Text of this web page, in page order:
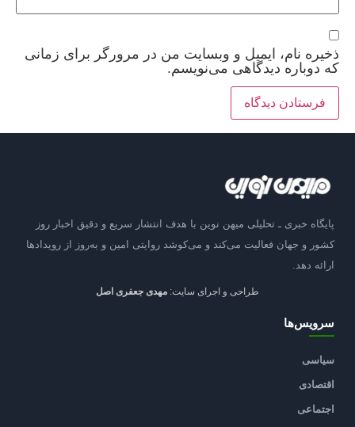
ذخیره نام، ایمیل و وبسایت من در مرورگر برای زمانی
که دوباره دیدگاهی می‌نویسم.
پایگاه خبری ـ تحلیلی میهن نوین با هدف انتشار سریع و دقیق اخبار روز
کشور و جهان فعالیت می‌کند و می‌کوشد روایتی امین و به‌روز از رویدادها
ارائه دهد.
طراحی و اجرای سایت: مهدی جعفری اصل
سرویس‌ها
سیاسی
اقتصادی
اجتماعی